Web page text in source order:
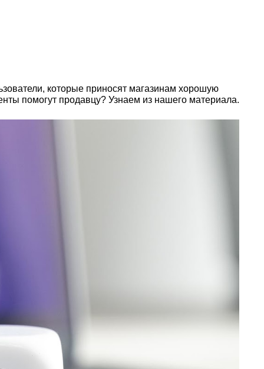
которые приносят магазинам хорошую
помогут продавцу? Узнаем из нашего материала.